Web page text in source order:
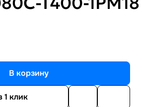
В корзину
1 клик